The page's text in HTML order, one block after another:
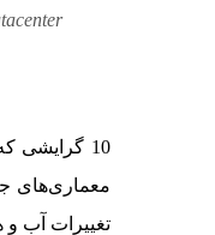
تغییرات آب و